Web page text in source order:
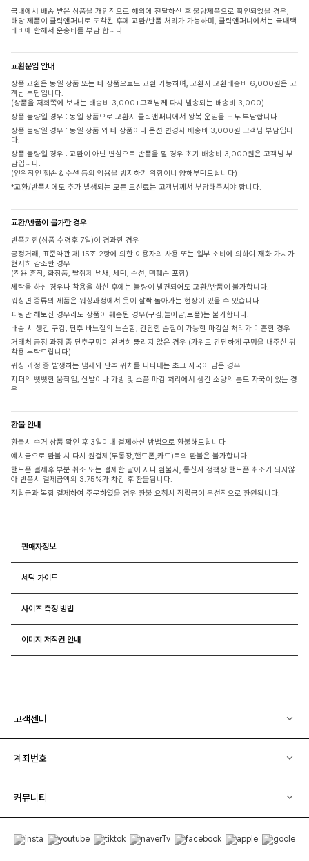
국내에서 배송 받은 상품을 개인적으로 해외에 전달하신 후 불량제품으로 확인되었을 경우,
해당 제품이 클릭앤퍼니로 도착된 후에 교환/반품 처리가 가능하며, 클릭앤퍼니에서는 국내택
배비에 한해서 운송비를 부담 합니다
교환운임 안내
상품 교환은 동일 상품 또는 타 상품으로도 교환 가능하며, 교환시 교환배송비 6,000원은 고
객님 부담입니다.
(상품을 저희쪽에 보내는 배송비 3,000+고객님께 다시 발송되는 배송비 3,000)
상품 불량일 경우 : 동일 상품으로 교환시 클릭앤퍼니에서 왕복 운임을 모두 부담합니다.
상품 불량일 경우 : 동일 상품 외 타 상품이나 옵션 변경시 배송비 3,000원 고객님 부담입니
다.
상품 불량일 경우 : 교환이 아닌 변심으로 반품을 할 경우 초기 배송비 3,000원은 고객님 부
담입니다.
(인위적인 훼손 & 수선 등의 악용을 방지하기 위함이니 양해부탁드립니다)
*교환/반품시에도 추가 발생되는 모든 도선료는 고객님께서 부담해주셔야 합니다.
교환/반품이 불가한 경우
반품기한(상품 수령후 7일)이 경과한 경우
공정거래, 표준약관 제 15조 2항에 의한 이용자의 사용 또는 일부 소비에 의하여 재화 가치가
현저히 감소한 경우
(착용 흔적, 화장품, 탈취제 냄새, 세탁, 수선, 택훼손 포함)
세탁을 하신 경우나 착용을 하신 후에는 불량이 발견되어도 교환/반품이 불가합니다.
워싱면 종류의 제품은 워싱과정에서 옷이 살짝 돌아가는 현상이 있을 수 있습니다.
피팅만 해보신 경우라도 상품이 훼손된 경우(구김,늘어남,보풀)는 불가합니다.
배송 시 생긴 구김, 단추 바느질의 느슨함, 간단한 손질이 가능한 마감실 처리가 미흡한 경우
거래처 공정 과정 중 단추구멍이 완벽히 뚫리지 않은 경우 (가위로 간단하게 구멍을 내주신 뒤
착용 부탁드립니다)
워싱 과정 중 발생하는 냄새와 단추 위치를 나타내는 초크 자국이 남은 경우
지퍼의 뻣뻣한 움직임, 신발이나 가방 및 소품 마감 처리에서 생긴 소량의 본드 자국이 있는 경
우
환불 안내
환불시 수거 상품 확인 후 3일이내 결제하신 방법으로 환불해드립니다
예치금으로 환불 시 다시 원결제(무통장,핸드폰,카드)로의 환불은 불가합니다.
핸드폰 결제후 부분 취소 또는 결제한 달이 지나 환불시, 통신사 정책상 핸드폰 취소가 되지않
아 반품시 결제금액의 3.75%가 차감 후 환불됩니다.
적립금과 복합 결제하여 주문하였을 경우 환불 요청시 적립금이 우선적으로 환원됩니다.
판매자정보
세탁 가이드
사이즈 측정 방법
이미지 저작권 안내
고객센터
계좌번호
커뮤니티